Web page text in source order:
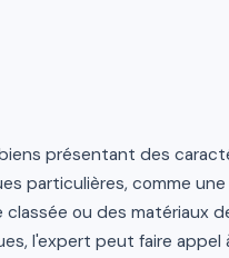
présentant des
particulières, comme
classée ou des matériaux
l'expert peut faire appel